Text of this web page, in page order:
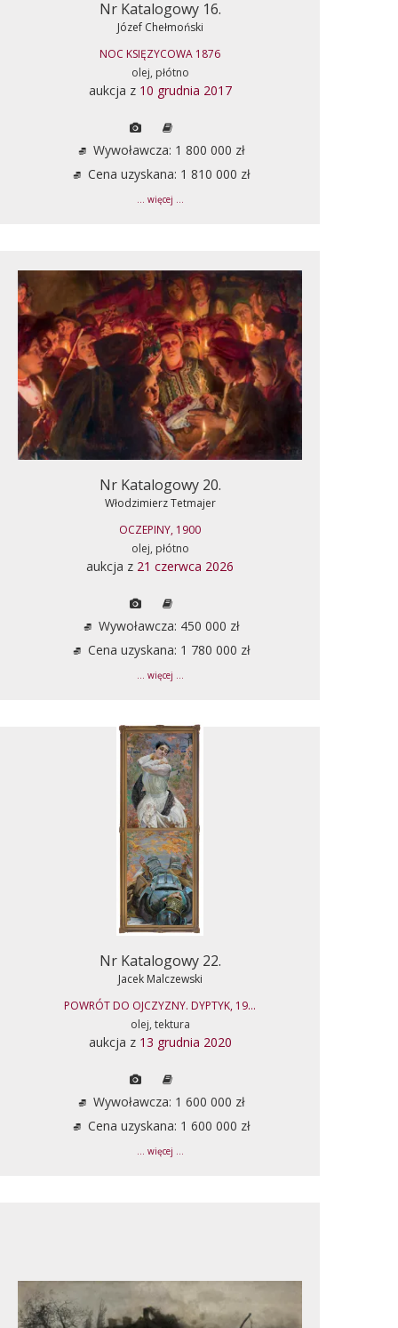
Nr Katalogowy 16.
Józef Chełmoński
NOC KSIĘZYCOWA 1876
olej, płótno
aukcja z 10 grudnia 2017
Wywoławcza: 1 800 000 zł
Cena uzyskana: 1 810 000 zł
... więcej ...
Nr Katalogowy 20.
Włodzimierz Tetmajer
OCZEPINY, 1900
olej, płótno
aukcja z 21 czerwca 2026
Wywoławcza: 450 000 zł
Cena uzyskana: 1 780 000 zł
... więcej ...
Nr Katalogowy 22.
Jacek Malczewski
POWRÓT DO OJCZYZNY. DYPTYK, 19...
olej, tektura
aukcja z 13 grudnia 2020
Wywoławcza: 1 600 000 zł
Cena uzyskana: 1 600 000 zł
... więcej ...